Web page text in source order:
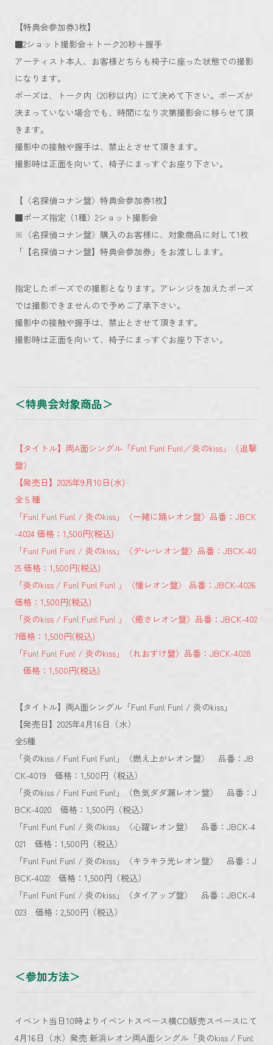
【特典会参加券3枚】
■2ショット撮影会＋トーク20秒＋握手
アーティスト本人、お客様どちらも椅子に座った状態での撮影
になります。
ポーズは、トーク内（20秒以内）にて決めて下さい。ポーズが
決まっていない場合でも、時間になり次第撮影会に移らせて頂
きます。
撮影中の接触や握手は、禁止とさせて頂きます。
撮影時は正面を向いて、椅子にまっすぐお座り下さい。
【〈名探偵コナン盤〉特典会参加券1枚】
■ポーズ指定（1種）2ショット撮影会
※〈名探偵コナン盤〉購入のお客様に、対象商品に対して1枚
「【名探偵コナン盤】特典会参加券」をお渡しします。
指定したポーズでの撮影となります。アレンジを加えたポーズ
では撮影できませんので予めご了承下さい。
撮影中の接触や握手は、禁止とさせて頂きます。
撮影時は正面を向いて、椅子にまっすぐお座り下さい。
＜特典会対象商品＞
【タイトル】両A面シングル「Fun! Fun! Fun!／炎のkiss」（追撃
盤）
【発売日】2025年9月10日(水)
全５種
「Fun! Fun! Fun! / 炎のkiss」〈一緒に踊レオン盤〉品番：JBCK
-4024 価格：1,500円(税込)
「Fun! Fun! Fun! / 炎のkiss」〈デ•レ•レオン盤〉品番：JBCK-40
25 価格：1,500円(税込)
「炎のkiss / Fun! Fun! Fun! 」〈憧レオン盤〉 品番：JBCK-4026
価格：1,500円(税込)
「炎のkiss / Fun! Fun! Fun! 」〈癒さレオン盤〉品番：JBCK-402
7価格：1,500円(税込)
「Fun! Fun! Fun! / 炎のkiss」〈れおすけ盤〉品番：JBCK-4028
価格：1,500円(税込)
【タイトル】両A面シングル「Fun! Fun! Fun! / 炎のkiss」
【発売日】2025年4月16日（水）
全5種
「炎のkiss / Fun! Fun! Fun!」〈燃え上がレオン盤〉 品番：JB
CK-4019 価格：1,500円（税込）
「炎のkiss / Fun! Fun! Fun!」〈色気ダダ漏レオン盤〉 品番：J
BCK-4020 価格：1,500円（税込）
「Fun! Fun! Fun! / 炎のkiss」〈心躍レオン盤〉 品番：JBCK-4
021 価格：1,500円（税込）
「Fun! Fun! Fun! / 炎のkiss」〈キラキラ光レオン盤〉 品番：J
BCK-4022 価格：1,500円（税込）
「Fun! Fun! Fun! / 炎のkiss」〈タイアップ盤〉 品番：JBCK-4
023 価格：2,500円（税込）
＜参加方法＞
イベント当日10時よりイベントスペース横CD販売スペースにて
4月16日（水）発売 新浜レオン両A面シングル「炎のkiss / Fun!